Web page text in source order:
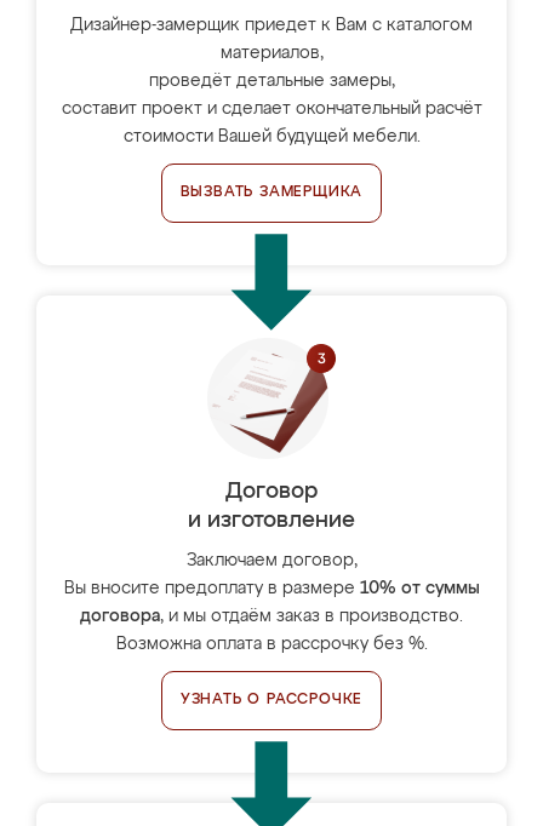
Дизайнер-замерщик приедет к Вам с каталогом
материалов,
проведёт детальные замеры,
составит проект и сделает окончательный расчёт
стоимости Вашей будущей мебели.
ВЫЗВАТЬ ЗАМЕРЩИКА
Договор
и изготовление
Заключаем договор,
Вы вносите предоплату в размере 10% от суммы
договора, и мы отдаём заказ в производство.
Возможна оплата в рассрочку без %.
УЗНАТЬ О РАССРОЧКЕ